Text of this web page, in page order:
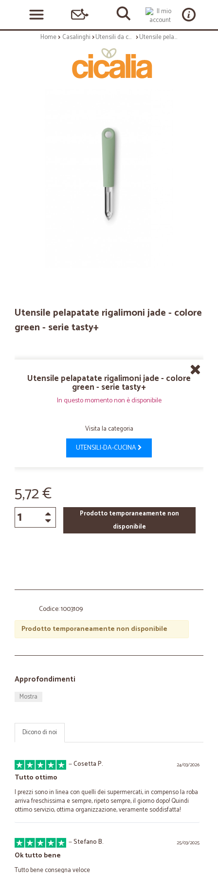
Home Casalinghi Utensili da cucina Utensile pelapatate rigalimoni jade - colore green - serie tasty+
Utensile pelapatate rigalimoni jade - colore
green - serie tasty+
Utensile pelapatate rigalimoni jade - colore
green - serie tasty+
In questo momento non è disponibile
Visita la categoria
UTENSILI-DA-CUCINA
5,72 €
Prodotto temporaneamente non
disponibile
Codice: 1003109
Prodotto temporaneamente non disponibile
Approfondimenti
Mostra
Dicono di noi
24/03/2026
—Cosetta P.
Tutto ottimo
I prezzi sono in linea con quelli dei supermercati, in compenso la roba
arriva freschissima e sempre, ripeto sempre, il giorno dopo! Quindi
ottimo servizio, ottima organizzazione, veramente soddisfatta!
25/03/2025
—Stefano B.
Ok tutto bene
Tutto bene consegna veloce